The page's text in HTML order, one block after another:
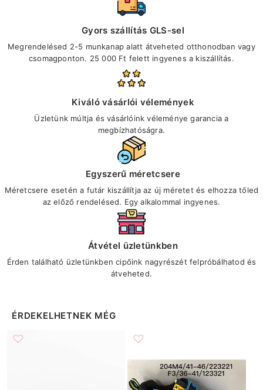
Gyors szállítás GLS-sel
Megrendelésed 2-5 munkanap alatt átveheted otthonodban vagy
csomagponton. 25 000 Ft felett ingyenes a kiszállítás.
Kiváló vásárlói vélemények
Üzletünk múltja és vásárlóink véleménye garancia a
megbízhatóságra.
Egyszerű méretcsere
Méretcsere esetén a futár kiszállítja az új méretet és elhozza tőled
az előző rendelésed. Egy alkalommal ingyenes.
Átvétel üzletünkben
Érden található üzletünkben cipőink nagyrészét felpróbálhatod és
átveheted.
ÉRDEKELHETNEK MÉG